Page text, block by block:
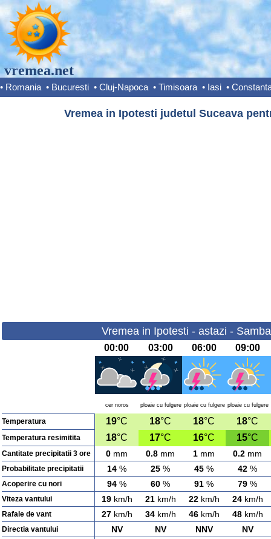
vremea.net
• Romania • Bucuresti • Cluj-Napoca • Timisoara • Iasi •
Vremea in Ipotesti judetul Suceava
Vremea in Ipotesti - astazi -
00:00 03:00 06:00 09:00
cer noros ploaie cu fulgere ploaie cu fulgere ploaie cu fulgere
Temperatura 19°C 18°C 18°C 18°C
Temperatura resimitita 18°C 17°C 16°C 15°C
Cantitate precipitatii 3 ore 0 mm 0.8 mm 1 mm 0.2 mm
Probabilitate precipitatii 14 % 25 % 45 % 42 %
Acoperire cu nori 94 % 60 % 91 % 79 %
Viteza vantului 19km/h 21km/h 22km/h 24km/h
Rafale de vant 27km/h 34km/h 46km/h 48km/h
Directia vantului NV NV NNV NV